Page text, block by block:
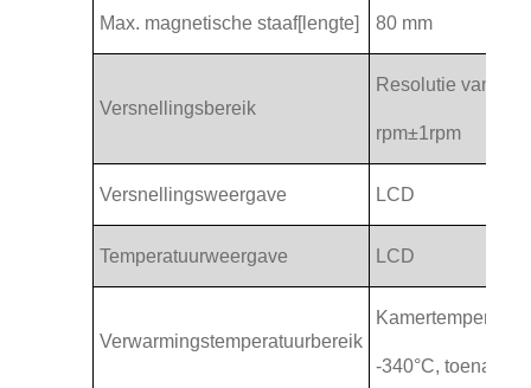
Max. magnetische staaf[lengte] 80 mm
Versnellingsbereik
Resolutie van
rpm±1rpm
Versnellingsweergave LCD
Temperatuurweergave LCD
Verwarmingstemperatuurbereik
-340°C, toename